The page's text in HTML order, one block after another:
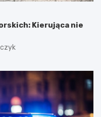
Kierująca nie